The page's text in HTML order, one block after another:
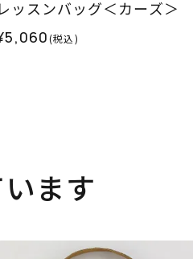
レッスンバッグ＜カーズ＞
(税込)
ます